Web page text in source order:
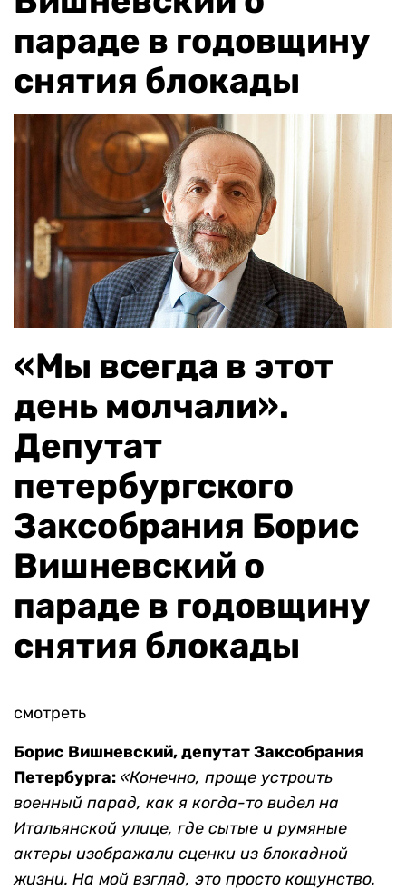
параде в годовщину
снятия блокады
«Мы всегда в этот
день молчали».
Депутат
петербургского
Заксобрания Борис
Вишневский о
параде в годовщину
снятия блокады
смотреть
Борис Вишневский, депутат Заксобрания
Петербурга: «Конечно, проще устроить
военный парад, как я когда-то видел на
Итальянской улице, где сытые и румяные
актеры изображали сценки из блокадной
жизни. На мой взгляд, это просто кощунство.